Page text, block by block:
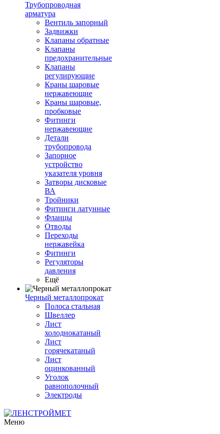
Трубопроводная
арматура
Вентиль запорный
Задвижки
Клапаны обратные
Клапаны
предохранительные
Клапаны
регулирующие
Краны шаровые
нержавеющие
Краны шаровые,
пробковые
Фитинги
нержавеющие
Детали
трубопровода
Запорное
устройство
указателя уровня
Затворы дисковые
ВА
Тройники
Фитинги латунные
Фланцы
Отводы
Переходы
нержавейка
Фитинги
Регуляторы
давления
Ещё
Черный металлопрокат
Полоса стальная
Швеллер
Лист
холоднокатаный
Лист
горячекатаный
Лист
оцинкованный
Уголок
равнополочный
Электроды
Меню